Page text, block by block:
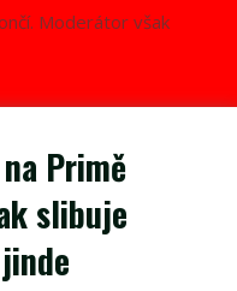
Moderátor však
Primě
slibuje